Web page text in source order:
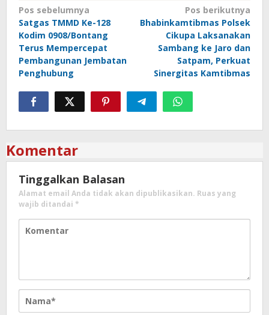
Navigasi
pos
Pos sebelumnya
Satgas TMMD Ke-128
Kodim 0908/Bontang
Terus Mempercepat
Pembangunan Jembatan
Penghubung
Pos berikutnya
Bhabinkamtibmas Polsek
Cikupa Laksanakan
Sambang ke Jaro dan
Satpam, Perkuat
Sinergitas Kamtibmas
Komentar
Tinggalkan Balasan
Alamat email Anda tidak akan dipublikasikan. Ruas yang
wajib ditandai *